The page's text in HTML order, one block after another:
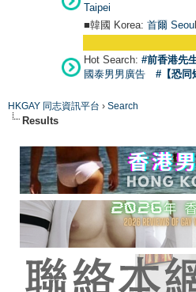
Taipei
■韓國 Korea: 首爾 Seou
Hot Search: #前香港先
國泰男男廣告
#【恐同
HKGAY 同志資訊平台 › Search
Results